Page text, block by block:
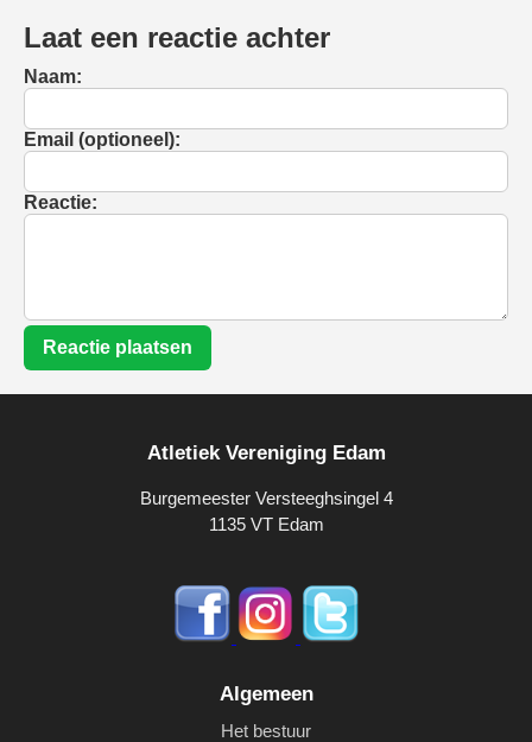
Laat een reactie achter
Naam:
Email (optioneel):
Reactie:
Reactie plaatsen
Atletiek Vereniging Edam
Burgemeester Versteeghsingel 4
1135 VT Edam
Algemeen
Het bestuur